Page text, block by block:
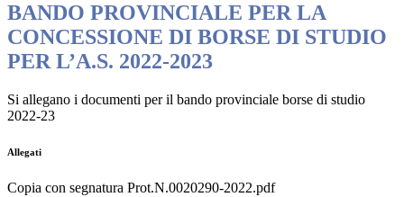
BANDO PROVINCIALE PER LA
CONCESSIONE DI BORSE DI STUDIO
PER L’A.S. 2022-2023
Si allegano i documenti per il bando provinciale borse di studio
2022-23
Allegati
Copia con segnatura Prot.N.0020290-2022.pdf